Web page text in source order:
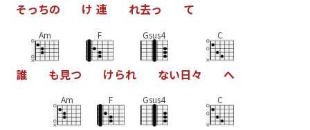
そっちの け 連 れ去っ て
誰
Am
も見つ
F
けられ
Gsus4
ない日々
C
へ
Am F Gsus4 C